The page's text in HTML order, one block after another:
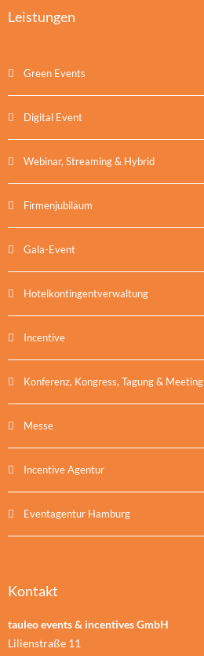
Leistungen
Green Events
Digital Event
Webinar, Streaming & Hybrid
Firmenjubiläum
Gala-Event
Hotelkontingentverwaltung
Incentive
Konferenz, Kongress, Tagung & Meeting
Messe
Incentive Agentur
Eventagentur Hamburg
Kontakt
tauleo events & incentives GmbH
Lilienstraße 11